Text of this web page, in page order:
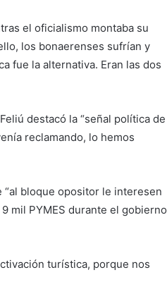
el oficialismo montaba su
los bonaerenses sufrían y
fue la alternativa. Eran las dos
destacó la “señal política de
reclamando, lo hemos
“al bloque opositor le interesen
mil PYMES durante el gobierno
turística, porque nos